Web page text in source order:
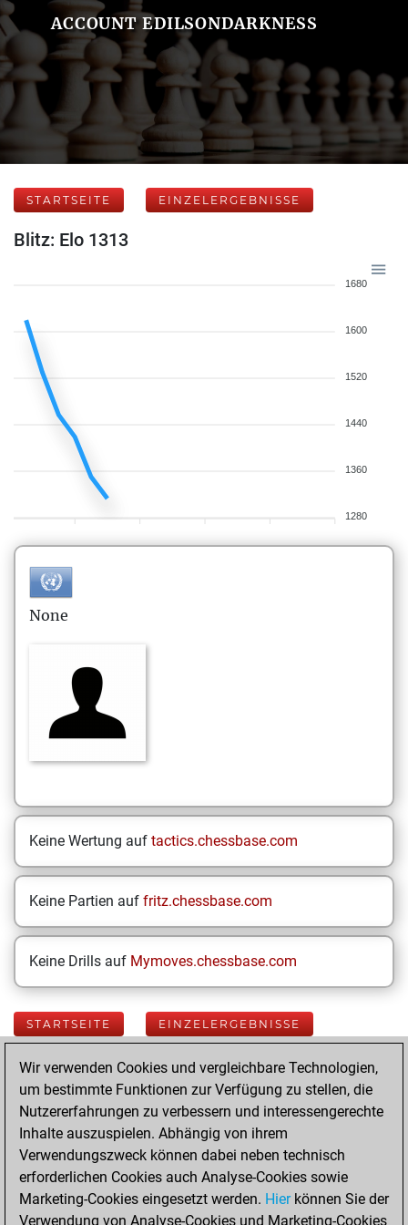
ACCOUNT EDILSONDARKNESS
STARTSEITE EINZELERGEBNISSE
Blitz: Elo 1313
1680
1600
1520
1440
1360
1280
None
Keine Wertung auf tactics.chessbase.com
Keine Partien auf fritz.chessbase.com
Keine Drills auf Mymoves.chessbase.com
STARTSEITE EINZELERGEBNISSE
Your Latest App
Activity
Freitag, Mai 24,
2024
Wir verwenden Cookies und vergleichbare Technologien,
um bestimmte Funktionen zur Verfügung zu stellen, die
Nutzererfahrungen zu verbessern und interessengerechte
Inhalte auszuspielen. Abhängig von ihrem
Verwendungszweck können dabei neben technisch
erforderlichen Cookies auch Analyse-Cookies sowie
Marketing-Cookies eingesetzt werden. Hierkönnen Sie der
Verwendung von Analyse-Cookies und Marketing-Cookies